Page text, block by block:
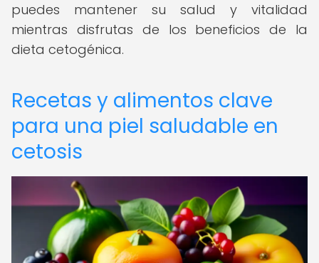
puedes mantener su salud y vitalidad
mientras disfrutas de los beneficios de la
dieta cetogénica.
Recetas y alimentos clave
para una piel saludable en
cetosis